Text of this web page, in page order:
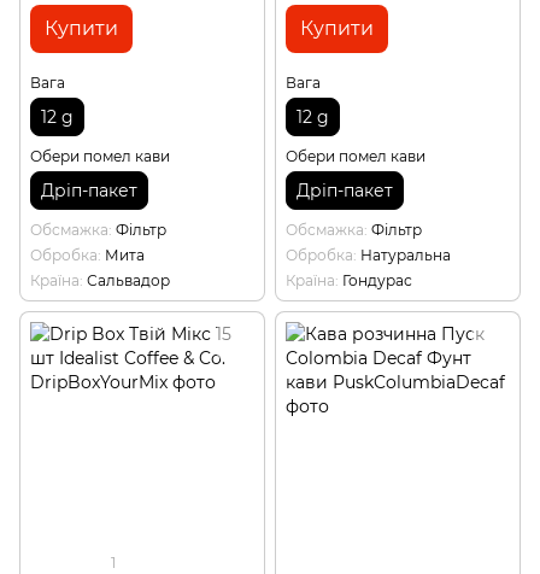
Купити
Вага
12 g
Обери помел кави
Дріп-пакет
Обсмажка Фільтр
Обробка Мита
Країна Сальвадор
Купити
Вага
12 g
Обери помел кави
Дріп-пакет
Обсмажка Фільтр
Обробка Натуральна
Країна Гондурас
1